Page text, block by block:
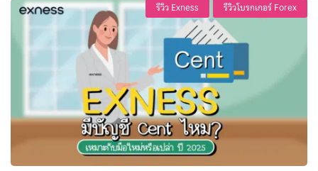
รีวิว Exness รีวิวโบรกเกอร์ Forex